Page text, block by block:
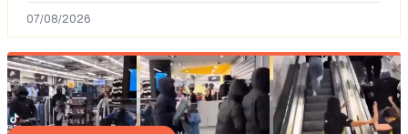
07/08/2026